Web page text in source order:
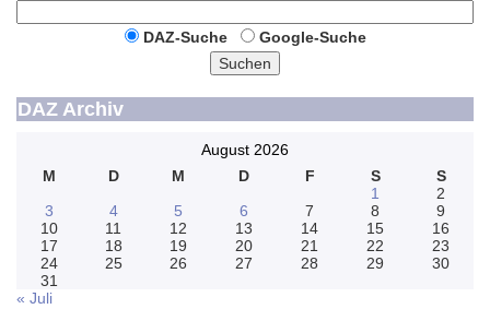
DAZ-Suche
Google-Suche
Suchen
DAZ Archiv
August 2026
M
D M D F S
S
1
2
3
4 5 6 7 8
9
10
11 12 13 14 15
16
17
18 19 20 21 22
23
24
25 26 27 28 29
30
31
« Juli